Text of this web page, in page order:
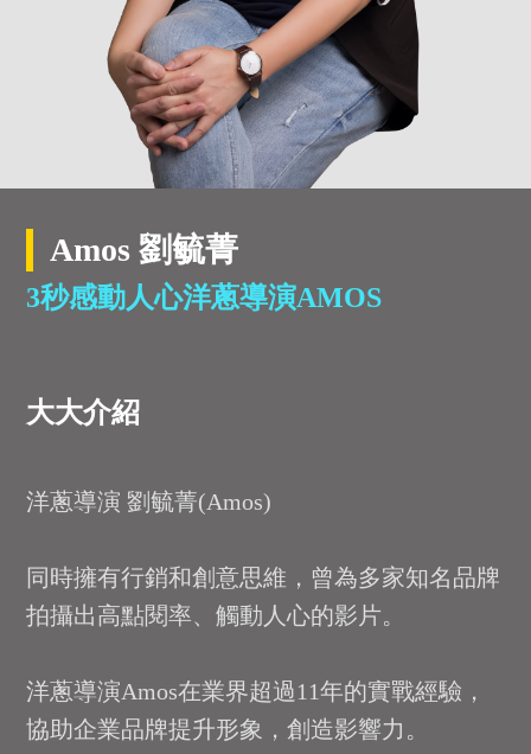
Amos 劉毓菁
3秒感動人心洋蔥導演AMOS
大大介紹
洋蔥導演 劉毓菁(Amos)
同時擁有行銷和創意思維，曾為多家知名品牌
拍攝出高點閱率、觸動人心的影片。
洋蔥導演Amos在業界超過11年的實戰經驗，
協助企業品牌提升形象，創造影響力。